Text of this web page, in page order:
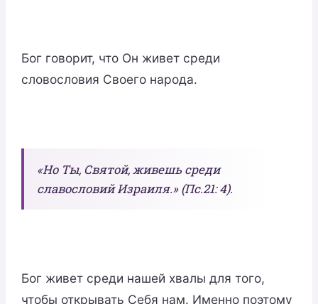
Бог говорит, что Он живет среди
словословия Своего народа.
«Но Ты, Святой, живешь среди
славословий Израиля.» (Пс.21: 4).
Бог живет среди нашей хвалы для того,
чтобы открывать Себя нам. Именно поэтому